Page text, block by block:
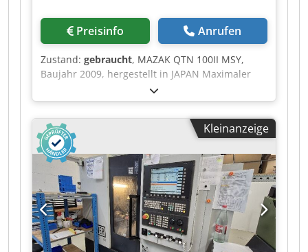
Preisinfo Anrufen
Zustand: gebraucht, MAZAK QTN 100II MSY,
Baujahr 2009, hergestellt in JAPAN Maximaler
Drehdurchmesser: 280 mm Spindel, maximal
6000 U/min 2 Stück Hainbuch-
Spannfuttersysteme Spindeldurchgang: 45 mm
Werkzeugkopf für 12 Werkzeuge Gegenspindel,
maximal 6000 U/min Werkzeugmesssonde
Teilefänger Schnittstellensystem für
Stangenladevorrichtung Achsenbewegungen: X-
185 mm Y-100 (+/- 50) mm Z-455 mm W-460 mm
Im Lieferumfang enthalten: - 8
Standardspannfutter - 4 angetriebene
Spannfutter (2/2) - Dokumentation -
Späneförderer Credpfx Ajzrkztsiyof
Kleinanzeige